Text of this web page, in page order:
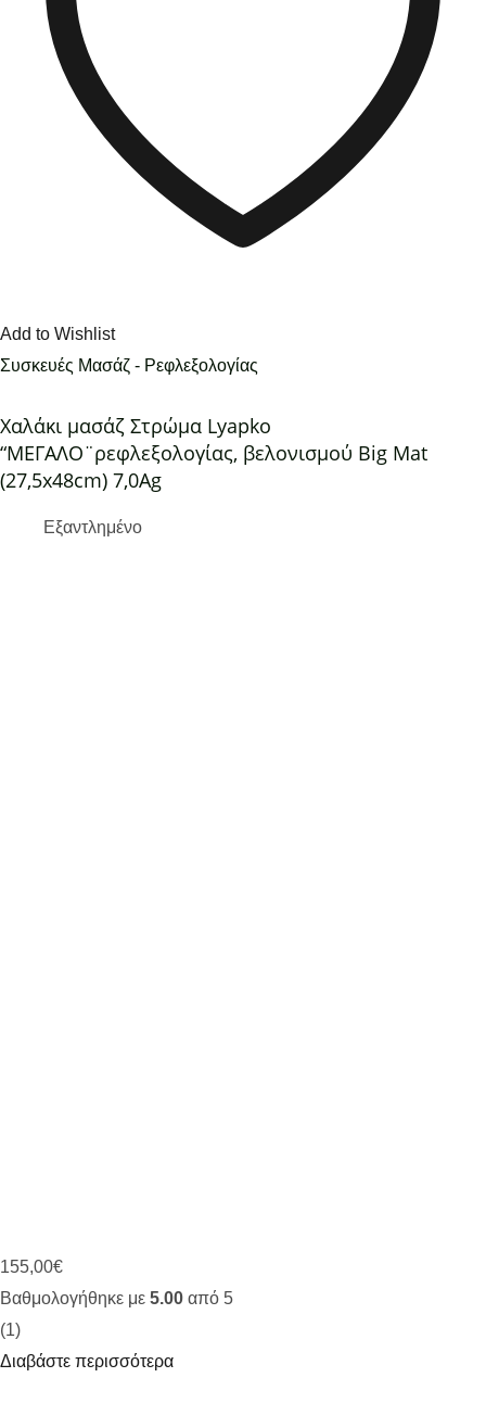
Add to Wishlist
Συσκευές Μασάζ - Ρεφλεξολογίας
Χαλάκι μασάζ Στρώμα Lyapko
“ΜΕΓΑΛΟ¨ρεφλεξολογίας, βελονισμού Big Mat
(27,5x48cm) 7,0Ag
Εξαντλημένο
155,00€
Βαθμολογήθηκε με 5.00 από 5
(1)
Διαβάστε περισσότερα